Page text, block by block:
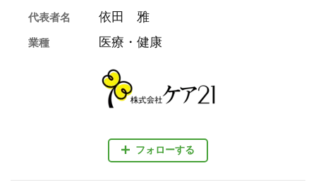
フォローする
代表者名 依田 雅
業種 医療・健康